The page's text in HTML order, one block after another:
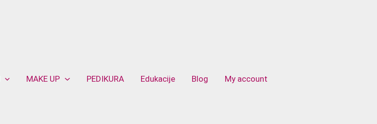
MAKE UP PEDIKURA Edukacije Blog My account